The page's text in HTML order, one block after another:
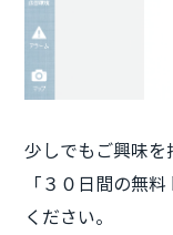
少しでもご興味を
「３０日間の無
ください。